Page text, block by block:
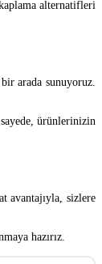
alternatifleri
arada sunuyoruz.
ürünlerinizin
avantajıyla, sizlere
hazırız.